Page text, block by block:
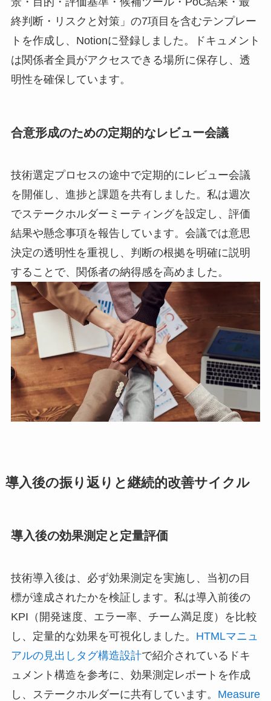
終判断・リスクと対策」の7項目を含むテンプレー
トを作成し、Notionに登録しました。ドキュメント
は関係者全員がアクセスできる場所に保存し、透
明性を確保しています。
合意形成のための定期的なレビュー会議
技術選定プロセスの途中で定期的にレビュー会議
を開催し、進捗と課題を共有しました。私は週次
でステークホルダーミーティングを設定し、評価
結果や懸念事項を報告しています。会議では意思
決定の透明性を重視し、判断の根拠を明確に説明
することで、関係者の納得感を高めました。
導入後の振り返りと継続的改善サイクル
導入後の効果測定と定量評価
技術導入後は、必ず効果測定を実施し、当初の目
標が達成されたかを検証します。私は導入前後の
KPI（開発速度、エラー率、チーム満足度）を比較
し、定量的な効果を可視化しました。 HTMLマニュ
アルの見出しタグ構造設計で紹介されているドキ
ュメント構造を参考に、効果測定レポートを作成
し、ステークホルダーに共有しています。 Measure